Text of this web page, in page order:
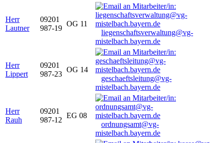
Herr
Lautner
09201
987-19
OG 11
liegenschaftsverwaltung@vg-
mistelbach.bayern.de
Herr
Lippert
09201
987-23
OG 14
geschaeftsleitung@vg-
mistelbach.bayern.de
Herr
Rauh
09201
987-12
EG 08
ordnungsamt@vg-
mistelbach.bayern.de